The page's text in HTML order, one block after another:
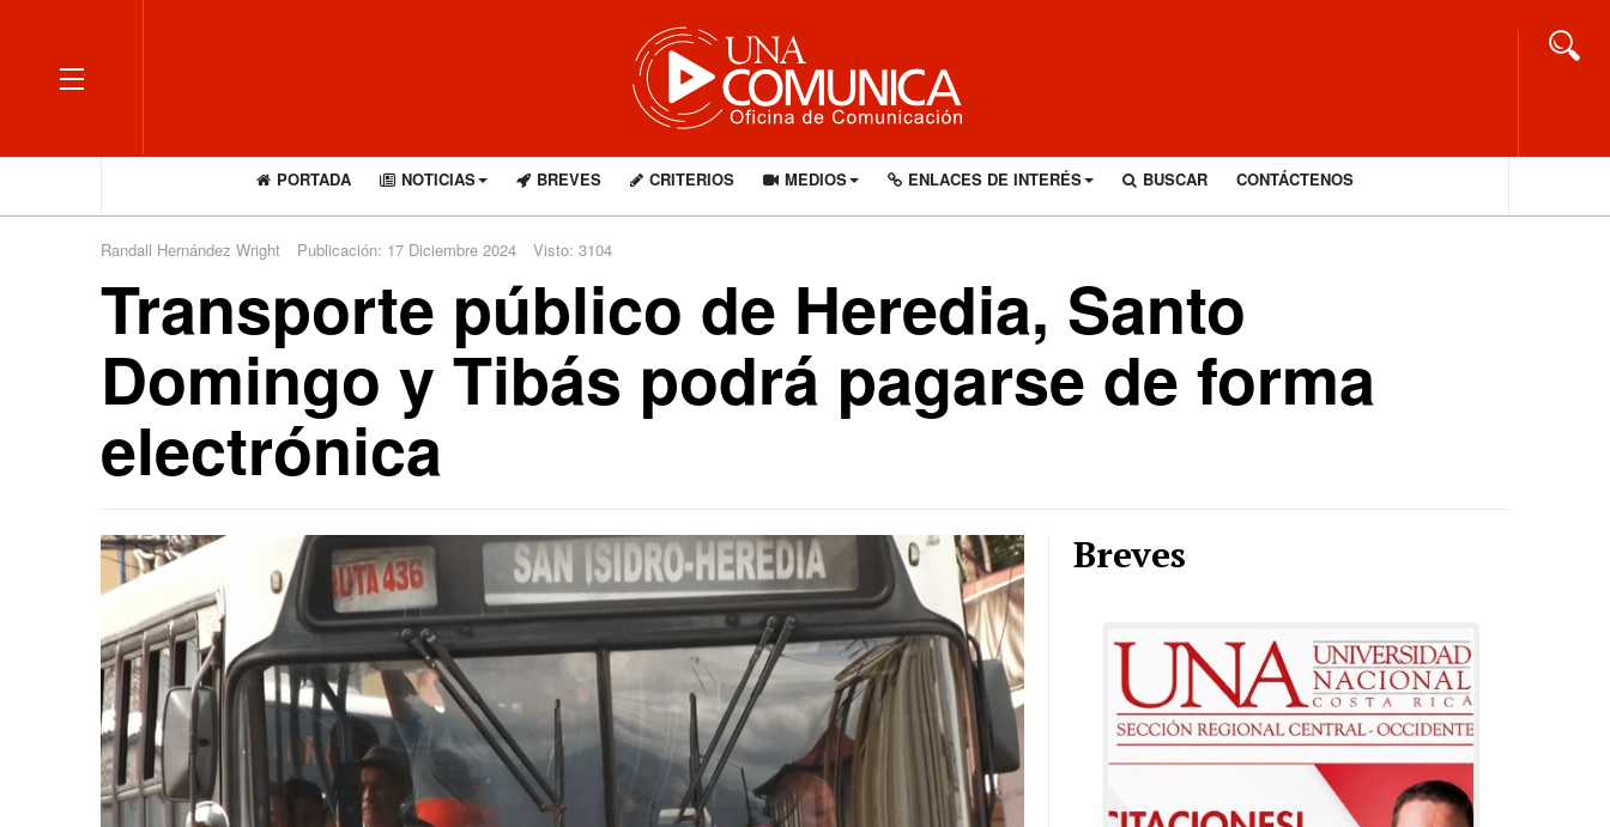
OFF CANVAS
PORTADA NOTICIAS BREVES CRITERIOS MEDIOS ENLACES DE INTERÉS BUSCAR CONTÁCTENOS
Randall Hernández Wright Publicación: 17 Diciembre 2024 Visto: 3104
Transporte público de Heredia, Santo
Domingo y Tibás podrá pagarse de forma
electrónica
Breves